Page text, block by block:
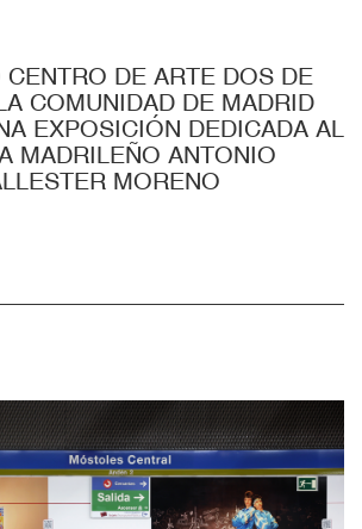
CENTRO DE ARTE DOS DE
COMUNIDAD DE MADRID
EXPOSICIÓN DEDICADA AL
MADRILEÑO ANTONIO
MORENO